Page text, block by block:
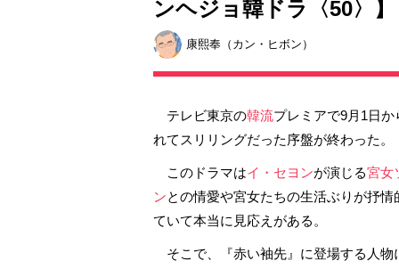
ンヘジョ韓ドラ〈50〉】
康熙奉（カン・ヒボン）
テレビ東京の韓流プレミアで9月1日
れてスリリングだった序盤が終わった。
このドラマはイ・セヨンが演じる宮女
ンとの情愛や宮女たちの生活ぶりが抒
ていて本当に見応えがある。
そこで、『赤い袖先』に登場する人物